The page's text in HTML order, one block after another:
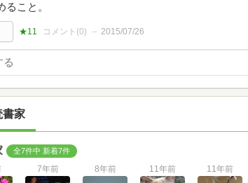
ること。
★11 コメント(0) 2015/07/26
書家
全7件中 新着7件
7年前 8年前 11年前 11年前